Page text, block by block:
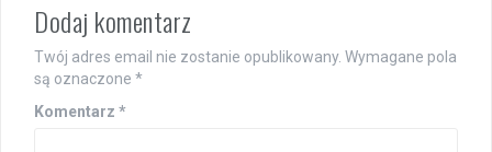
Dodaj komentarz
Twój adres email nie zostanie opublikowany. Wymagane pola
są oznaczone *
Komentarz *